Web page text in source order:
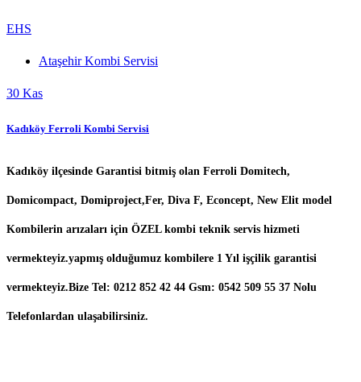
EHS
Ataşehir Kombi Servisi
30 Kas
Kadıköy Ferroli Kombi Servisi
Kadıköy ilçesinde Garantisi bitmiş olan Ferroli Domitech,
Domicompact, Domiproject,Fer, Diva F, Econcept, New Elit model
Kombilerin arızaları için ÖZEL kombi teknik servis hizmeti
vermekteyiz.yapmış olduğumuz kombilere 1 Yıl işçilik garantisi
vermekteyiz.Bize Tel: 0212 852 42 44 Gsm: 0542 509 55 37 Nolu
Telefonlardan ulaşabilirsiniz.